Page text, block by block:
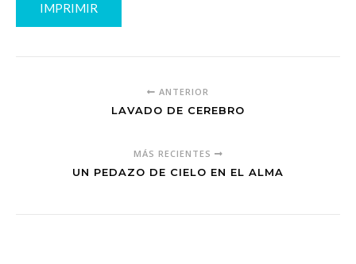
IMPRIMIR
ANTERIOR
LAVADO DE CEREBRO
MÁS RECIENTES
UN PEDAZO DE CIELO EN EL ALMA